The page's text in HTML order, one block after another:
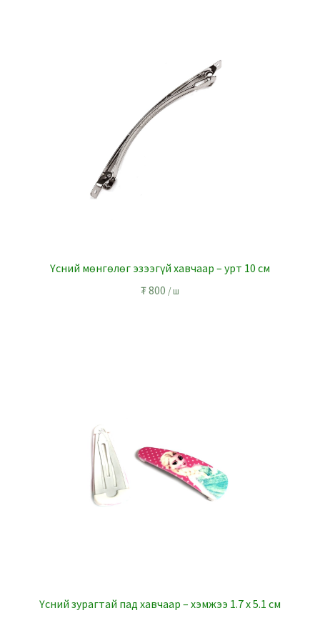
Үсний мөнгөлөг эзээгүй хавчаар – урт 10 см
₮800 / ш
Үсний зурагтай пад хавчаар – хэмжээ 1.7 х 5.1 см